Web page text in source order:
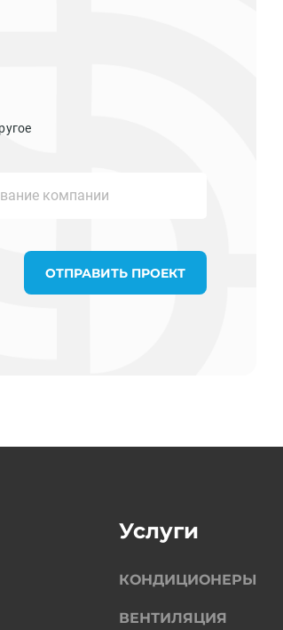
ОТПРАВИТЬ ПРОЕКТ
Услуги
КОНДИЦИОНЕРЫ
ВЕНТИЛЯЦИЯ